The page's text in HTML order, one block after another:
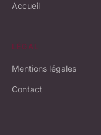
Accueil
LÉGAL
Mentions légales
Contact